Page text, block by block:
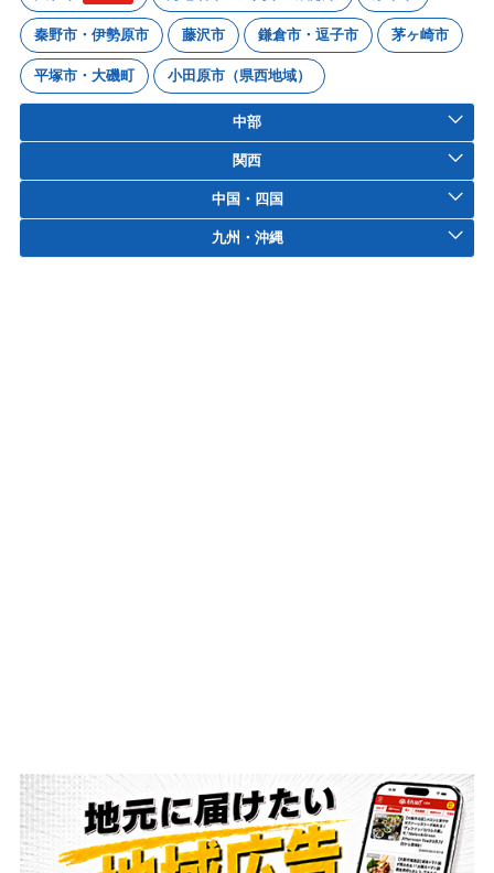
秦野市・伊勢原市 藤沢市 鎌倉市・逗子市 茅ヶ崎市
平塚市・大磯町 小田原市（県西地域）
中部
関西
中国・四国
九州・沖縄